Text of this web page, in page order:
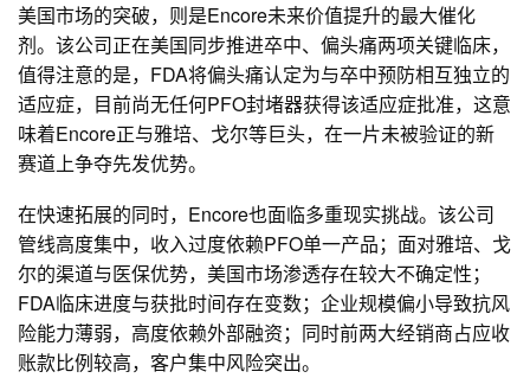
美国市场的突破，则是Encore未来价值提升的最大催化
剂。该公司正在美国同步推进卒中、偏头痛两项关键临床，
值得注意的是，FDA将偏头痛认定为与卒中预防相互独立的
适应症，目前尚无任何PFO封堵器获得该适应症批准，这意
味着Encore正与雅培、戈尔等巨头，在一片未被验证的新
赛道上争夺先发优势。
在快速拓展的同时，Encore也面临多重现实挑战。该公司
管线高度集中，收入过度依赖PFO单一产品；面对雅培、戈
尔的渠道与医保优势，美国市场渗透存在较大不确定性；
FDA临床进度与获批时间存在变数；企业规模偏小导致抗风
险能力薄弱，高度依赖外部融资；同时前两大经销商占应收
账款比例较高，客户集中风险突出。